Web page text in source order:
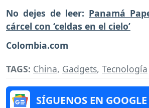
No dejes de leer: Panamá
cárcel con ‘celdas en el cielo’
Colombia.com
TAGS: China, Gadgets, Tecnología
SÍGUENOS EN